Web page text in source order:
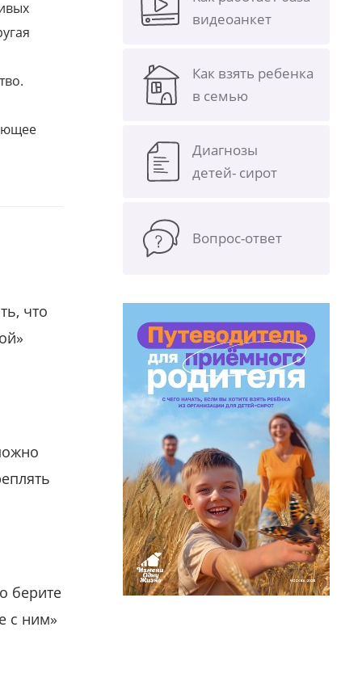
что
берите
с ним»
видеоанкет
Как взять ребенка
в семью
Диагнозы
детей- сирот
Вопрос-ответ